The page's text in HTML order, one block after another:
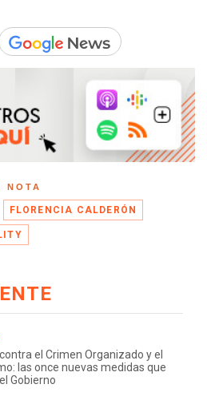
NOTA
FLORENCIA CALDERÓN
el Crimen Organizado y el
las once nuevas medidas que
Gobierno